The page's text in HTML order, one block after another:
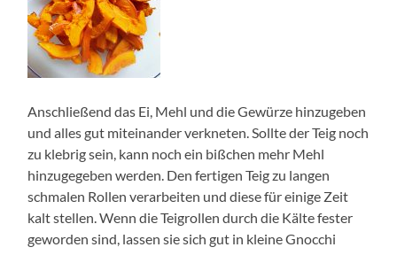
Anschließend das Ei, Mehl und die Gewürze hinzugeben
und alles gut miteinander verkneten. Sollte der Teig noch
zu klebrig sein, kann noch ein bißchen mehr Mehl
hinzugegeben werden. Den fertigen Teig zu langen
schmalen Rollen verarbeiten und diese für einige Zeit
kalt stellen. Wenn die Teigrollen durch die Kälte fester
geworden sind, lassen sie sich gut in kleine Gnocchi